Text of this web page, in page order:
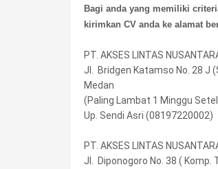
Bagi anda yang memiliki
kirimkan CV anda ke alamat
PT. AKSES LINTAS
Jl.
Bridgen Katamso No. 28 J
Medan
(Paling Lambat 1 Minggu
Up. Sendi Asri (08197220002)
PT. AKSES LINTAS
Jl.
Diponogoro No. 38 ( Komp.